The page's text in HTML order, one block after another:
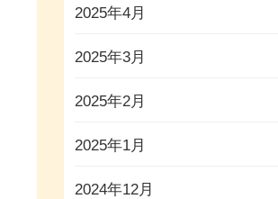
2025年4月
2025年3月
2025年2月
2025年1月
2024年12月